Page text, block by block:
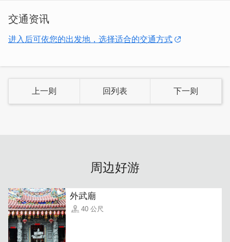
云彩供倘佯，尽情享受这一切。海福位於县府所在市区的商
分钟，来自各地的贵宾光临海福便捷无比。
交通资讯
进入后可依您的出发地，选择适合的交通方式
上一则 回列表 下一则
周边好游
外武廟
40 公尺